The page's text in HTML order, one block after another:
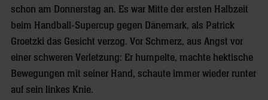
schon am Donnerstag an. Es war Mitte der ersten Halbzeit
beim Handball-Supercup gegen Dänemark, als Patrick
Groetzki das Gesicht verzog. Vor Schmerz, aus Angst vor
einer schweren Verletzung: Er humpelte, machte hektische
Bewegungen mit seiner Hand, schaute immer wieder runter
auf sein linkes Knie.